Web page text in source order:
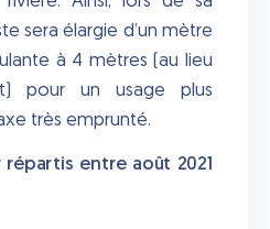
sera élargie d’un mètre
à 4 mètres (au lieu
pour un usage plus
très emprunté.
entre août 2021